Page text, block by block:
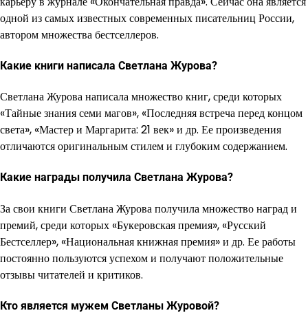
одной из самых известных современных писательниц России,
автором множества бестселлеров.
Какие книги написала Светлана Журова?
Светлана Журова написала множество книг, среди которых
«Тайные знания семи магов», «Последняя встреча перед концом
света», «Мастер и Маргарита: 21 век» и др. Ее произведения
отличаются оригинальным стилем и глубоким содержанием.
Какие награды получила Светлана Журова?
За свои книги Светлана Журова получила множество наград и
премий, среди которых «Букеровская премия», «Русский
Бестселлер», «Национальная книжная премия» и др. Ее работы
постоянно пользуются успехом и получают положительные
отзывы читателей и критиков.
Кто является мужем Светланы Журовой?